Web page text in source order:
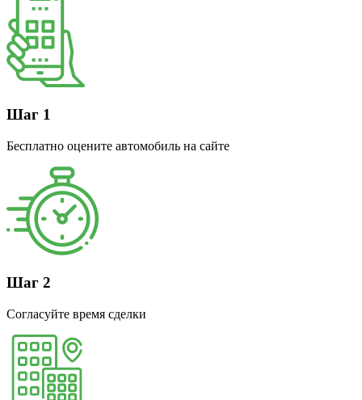
Шаг 1
Бесплатно оцените автомобиль на сайте
Шаг 2
Согласуйте время сделки